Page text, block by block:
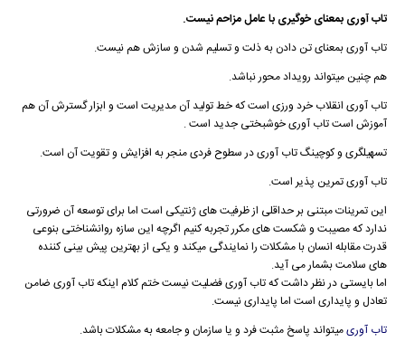
تاب آوری بمعنای خوگیری با عامل مزاحم نیست.
تاب آوری بمعنای تن دادن به ذلت و تسلیم شدن و سازش هم نیست.
هم چنین میتواند رویداد محور نباشد.
تاب آوری انقلاب خرد ورزی است که خط تولید آن مدیریت است و ابزار گسترش آن هم
آموزش است تاب آوری خوشبختی جدید است .
تسهیلگری و کوچینگ تاب آوری در سطوح فردی منجر به افزایش و تقویت آن است.
تاب آوری تمرین پذیر است.
این تمرینات مبتنی بر حداقلی از ظرفیت های ژنتیکی است اما برای توسعه آن ضرورتی
ندارد که مصیبت و شکست های مکرر تجربه کنیم اگرچه این سازه روانشناختی بنوعی
قدرت مقابله انسان با مشکلات را نمایندگی میکند و یکی از بهترین پیش بینی کننده
های سلامت بشمار می آید.
اما بایستی در نظر داشت که تاب آوری فضلیت نیست ختم کلام اینکه تاب آوری ضامن
تعادل و پایداری است اما پایداری نیست.
تاب آوریمیتواند پاسخ مثبت فرد و یا سازمان و جامعه به مشکلات باشد.